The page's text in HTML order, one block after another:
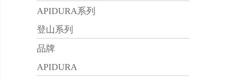
APIDURA系列
登山系列
品牌
APIDURA